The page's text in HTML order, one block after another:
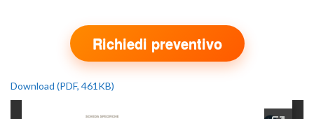
Richiedi preventivo
Download (PDF, 461KB)